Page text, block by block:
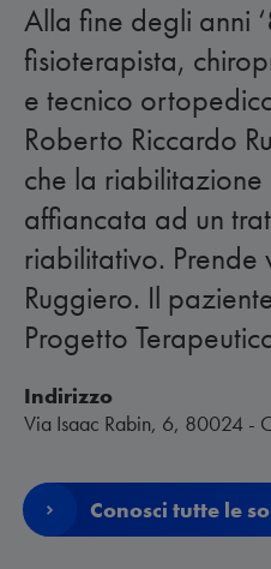
Alla fine degli anni
fisioterapista,
e tecnico
Roberto Riccardo
che la riabilitazione
affiancata ad un
riabilitativo.
Ruggiero. Il
Progetto
Indirizzo
Via Isaac Rabin, 6, 80024 -
Conosci tutte le